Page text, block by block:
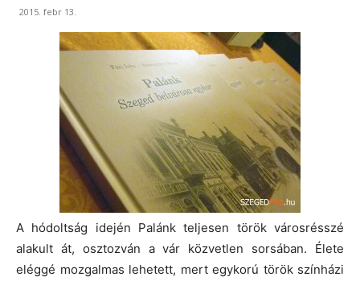
2015. febr 13.
A hódoltság idején Palánk teljesen török városrésszé
alakult át, osztozván a vár közvetlen sorsában. Élete
eléggé mozgalmas lehetett, mert egykorú török színházi